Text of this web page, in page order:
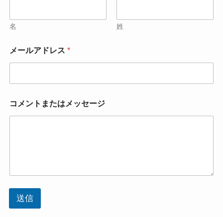
た
ッ
セ
ジ
*
名 姓
メールアドレス *
コメントまたはメッセージ
送信